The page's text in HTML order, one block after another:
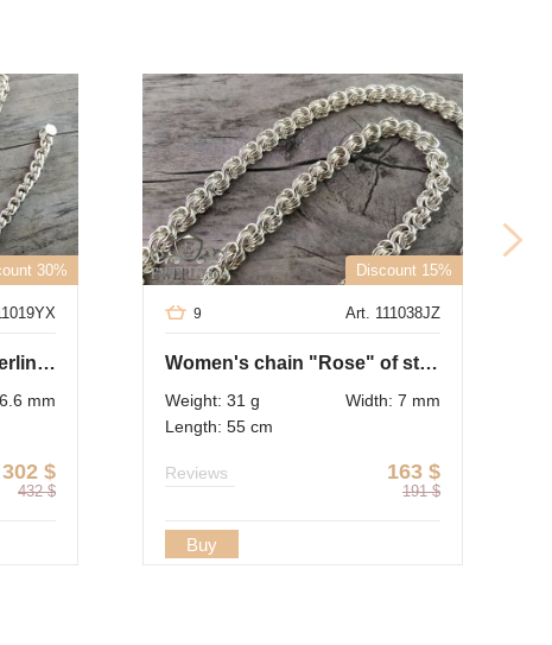
30%
Big chain "Stream" of sterling silver
mm
302 $
432 $
Discount 15%
Art. 111038JZ
9
Women's chain "Rose" of sterling silver
Weight: 31 g
Width: 7 mm
Length: 55 cm
163 $
191 $
Reviews
Buy